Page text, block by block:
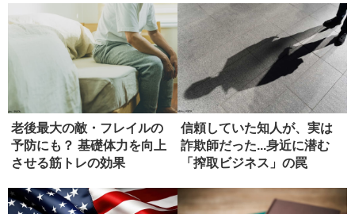
老後最大の敵・フレイルの
予防にも？ 基礎体力を向上
させる筋トレの効果
信頼していた知人が、実は
詐欺師だった...身近に潜む
「搾取ビジネス」の罠